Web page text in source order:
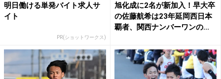
明日働ける単発バイト求人サ
イト
PR(ショットワークス)
旭化成に2名が新加入！早大卒
の佐藤航希は23年延岡西日本
覇者、関西ナンバーワンの...